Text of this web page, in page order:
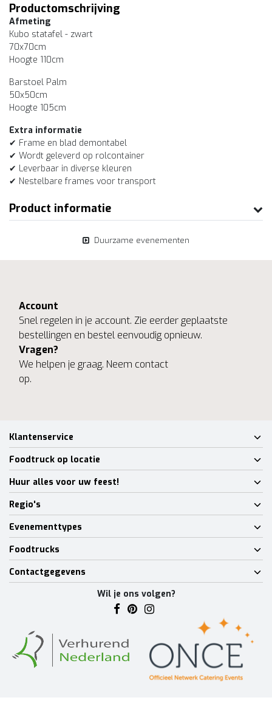
Productomschrijving
Afmeting
Kubo statafel - zwart
70x70cm
Hoogte 110cm
Barstoel Palm
50x50cm
Hoogte 105cm
Extra informatie
✔ Frame en blad demontabel
✔ Wordt geleverd op rolcontainer
✔ Leverbaar in diverse kleuren
✔ Nestelbare frames voor transport
Product informatie
Duurzame evenementen
Account
Snel regelen in je account. Zie eerder geplaatste
bestellingen en bestel eenvoudig opnieuw.
Vragen?
We helpen je graag. Neem contact
op.
Klantenservice
Foodtruck op locatie
Huur alles voor uw feest!
Regio's
Evenementtypes
Foodtrucks
Contactgegevens
Wil je ons volgen?